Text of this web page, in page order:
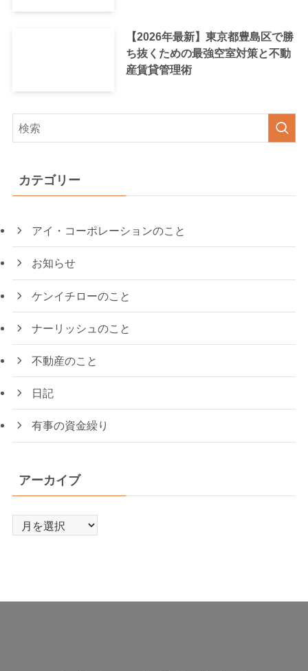
【2026年最新】東京都豊島区で勝
ち抜くための最強空室対策と不動
産賃貸管理術
カテゴリー
アイ・コーポレーションのこと
お知らせ
ケンイチローのこと
ナーリッシュのこと
不動産のこと
日記
有事の資金繰り
アーカイブ
ー